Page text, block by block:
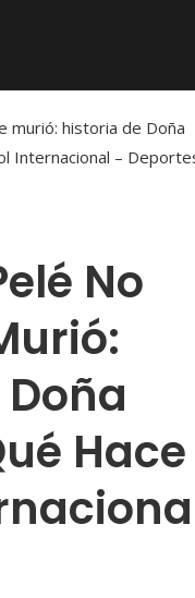
murió: historia de Doña
Internacional –
No